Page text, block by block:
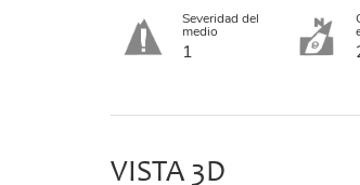
Severidad del
medio
1
VISTA 3D